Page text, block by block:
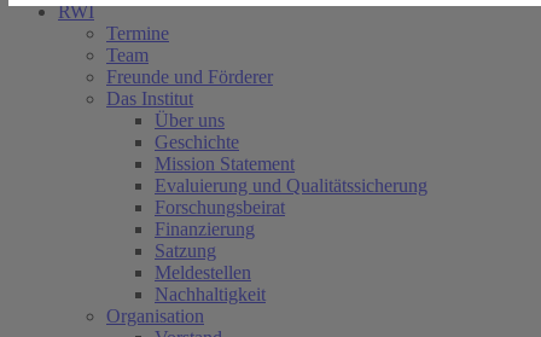
RWI
Termine
Team
Freunde und Förderer
Das Institut
Über uns
Geschichte
Mission Statement
Evaluierung und Qualitätssicherung
Forschungsbeirat
Finanzierung
Satzung
Meldestellen
Nachhaltigkeit
Organisation